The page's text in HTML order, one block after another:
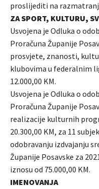
proslijediti na
ZA SPORT, KULTURU,
Usvojena je Odluka o
Proračuna Županije
prosvjete, znanosti,
klubovima u federalnim
12.000,00 KM.
Usvojena je Odluka o
Proračuna Županije
realizacije kulturnih
20.300,00 KM, za 11
odobravanju izdvajanju
Županije Posavske za
iznosu od 75.000,00 KM.
IMENOVANJA